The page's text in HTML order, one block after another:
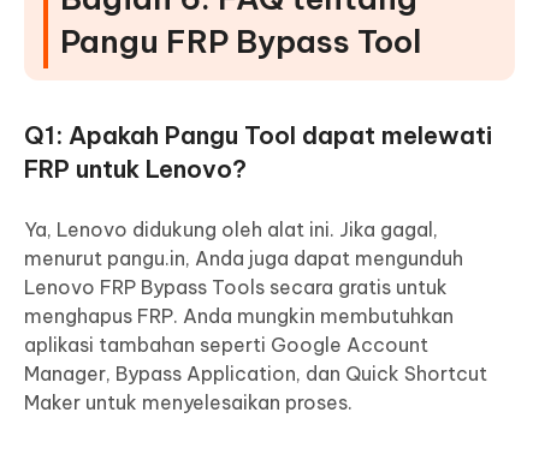
Pangu FRP Bypass Tool
Q1: Apakah Pangu Tool dapat melewati
FRP untuk Lenovo?
Ya, Lenovo didukung oleh alat ini. Jika gagal,
menurut pangu.in, Anda juga dapat mengunduh
Lenovo FRP Bypass Tools secara gratis untuk
menghapus FRP. Anda mungkin membutuhkan
aplikasi tambahan seperti Google Account
Manager, Bypass Application, dan Quick Shortcut
Maker untuk menyelesaikan proses.